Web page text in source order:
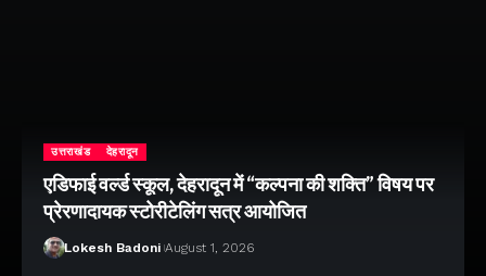
उत्तराखंड देहरादून
एडिफाई वर्ल्ड स्कूल, देहरादून में “कल्पना की शक्ति” विषय पर
प्रेरणादायक स्टोरीटेलिंग सत्र आयोजित
Lokesh Badoni August 1, 2026